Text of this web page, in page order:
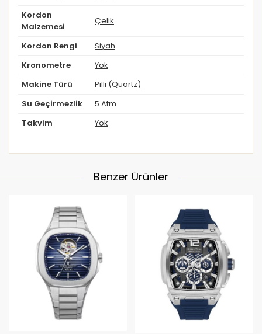
Kordon
Malzemesi
Çelik
Kordon Rengi Siyah
Kronometre Yok
Makine Türü Pilli (Quartz)
Su Geçirmezlik 5 Atm
Takvim Yok
Benzer Ürünler